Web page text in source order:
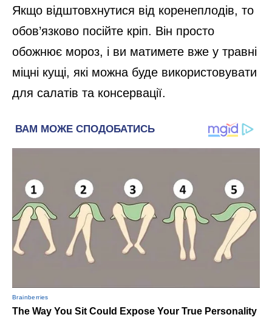
Якщо відштовхнутися від коренеплодів, то
обов’язково посійте кріп. Він просто
обожнює мороз, і ви матимете вже у травні
міцні кущі, які можна буде використовувати
для салатів та консервації.